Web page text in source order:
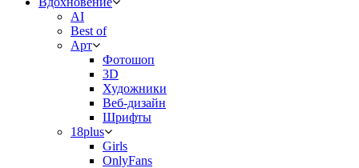
AI
Best of
Арт
Фотошоп
3D
Художники
Веб-дизайн
Шрифты
18plus
Girls
OnlyFans